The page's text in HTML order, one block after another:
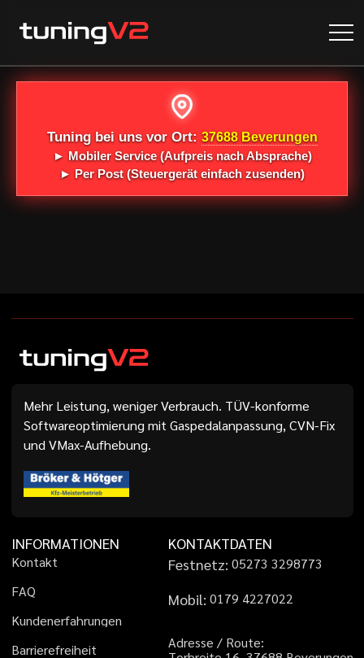
Tuning bei uns vor Ort: 37688 Beverungen
► Mobiler Service(Aufpreis nach Absprache)
►Per Post(Steuergerät einfach zusenden)
Mehr Leistung, weniger Verbrauch. TÜV-konforme
Softwareoptimierung mit Gaspedalanpassung, CVN-Fix
und VMax-Aufhebung.
INFORMATIONEN
Kontakt
FAQ
Kundenerfahrungen
Barrierefreiheit
KONTAKTDATEN
Festnetz: 05273 3298773
Mobil: 01 79 4227022
Adresse / Route: